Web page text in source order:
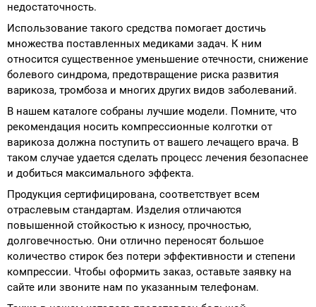
недостаточность.
Использование такого средства помогает достичь
множества поставленных медиками задач. К ним
относится существенное уменьшение отечности, снижение
болевого синдрома, предотвращение риска развития
варикоза, тромбоза и многих других видов заболеваний.
В нашем каталоге собраны лучшие модели. Помните, что
рекомендация носить компрессионные колготки от
варикоза должна поступить от вашего лечащего врача. В
таком случае удается сделать процесс лечения безопаснее
и добиться максимального эффекта.
Продукция сертифицирована, соответствует всем
отраслевым стандартам. Изделия отличаются
повышенной стойкостью к износу, прочностью,
долговечностью. Они отлично переносят большое
количество стирок без потери эффективности и степени
компрессии. Чтобы оформить заказ, оставьте заявку на
сайте или звоните нам по указанным телефонам.